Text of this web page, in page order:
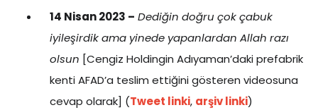
14 Nisan 2023 – Dediğin doğru çok çabuk
iyileşirdik ama yinede yapanlardan Allah razı
olsun [Cengiz Holdingin Adıyaman’daki prefabrik
kenti AFAD’a teslim ettiğini gösteren videosuna
cevap olarak] (Tweet linki, arşiv linki)